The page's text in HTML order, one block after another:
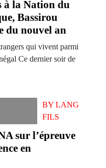
à la Nation du
Bassirou
du nouvel an
qui vivent parmi
Ce dernier soir de
BY LANG
FILS
sur l’épreuve
en